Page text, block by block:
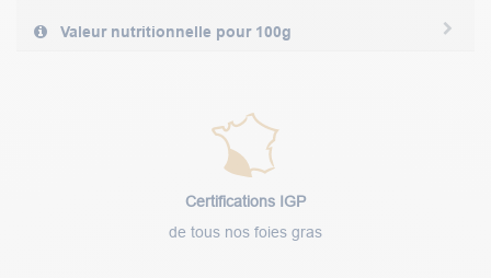
Valeur nutritionnelle pour 100g
Certifications IGP
de tous nos foies gras